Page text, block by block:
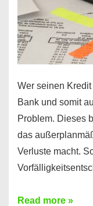
Wer seinen
Bank und somit
Problem. Dieses
das
Verluste macht.
Kredit
Read more »